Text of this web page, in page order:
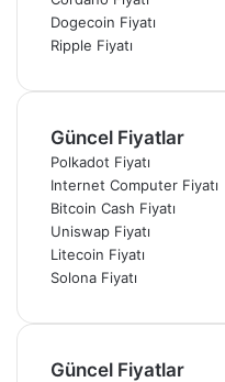
Dogecoin Fiyatı
Ripple Fiyatı
Güncel Fiyatlar
Polkadot Fiyatı
Internet Computer Fiyatı
Bitcoin Cash Fiyatı
Uniswap Fiyatı
Litecoin Fiyatı
Solona Fiyatı
Güncel Fiyatlar